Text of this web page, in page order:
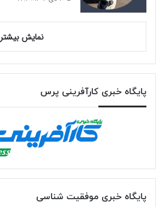
نمایش بیشتر
پایگاه خبری کارآفرینی پرس
پایگاه خبری موفقیت شناسی